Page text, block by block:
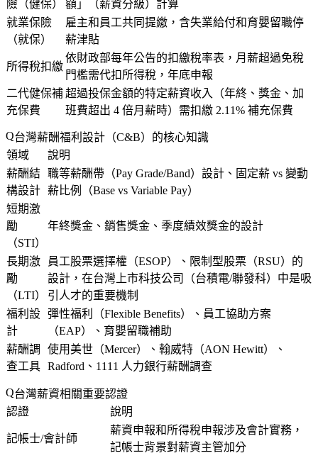
險（健保）
額」（薪資分級）計算
就業保險
（就保）
雇主和員工共同提繳，含失業給付和育嬰留職停
薪津貼
所得稅扣繳
依財政部每年公告的扣繳稅率表，月薪超過免稅
門檻需代扣所得稅，年底申報
二代健保補
充保費
超過投保金額的特定薪資收入（年終、獎金、加
班費超出 4 倍月薪時）需扣繳 2.11% 補充保費
台灣薪酬福利設計（C&B）的核心知識
領域
說明
薪酬結
構設計
職等薪酬帶（Pay Grade/Band）設計、固定薪 vs 變動
薪比例（Base vs Variable Pay）
短期激
勵
（STI）
年終獎金、銷售獎金、季度績效獎金的設計
長期激
勵
（LTI）
員工股票選擇權（ESOP）、限制型股票（RSU）的
設計，在台灣上市科技公司（台積電/聯發科）中是吸
引人才的重要機制
福利設
計
彈性福利（Flexible Benefits）、員工協助方案
（EAP）、育嬰留職補助
薪酬調
查工具
使用美世（Mercer）、翰威特（AON Hewitt）、
Radford、1111 人力銀行薪酬調查
台灣薪資相關重要認證
認證
說明
記帳士/會計師
薪資申報和所得稅申報涉及會計實務，
記帳士背景對薪資主管加分